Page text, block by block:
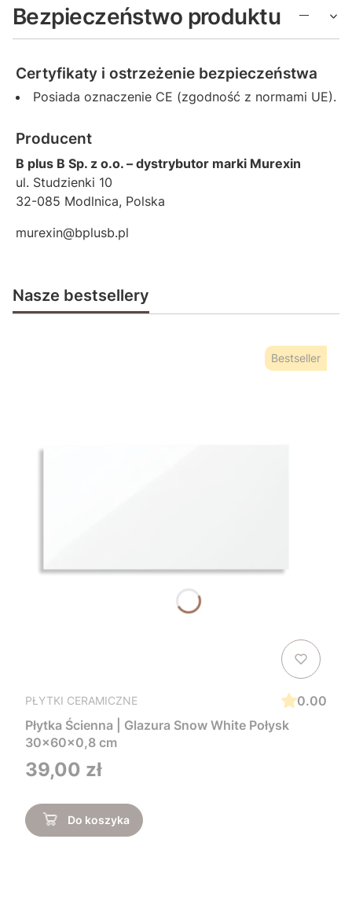
Bezpieczeństwo produktu
Certyfikaty i ostrzeżenie bezpieczeństwa
Posiada oznaczenie CE (zgodność z normami UE).
Producent
B plus B Sp. z o.o. – dystrybutor marki Murexin
ul. Studzienki 10
32-085 Modlnica, Polska
murexin@bplusb.pl
Nasze bestsellery
Bestseller
PŁYTKI CERAMICZNE
0.00
Płytka Ścienna | Glazura Snow White Połysk
30x60x0,8 cm
Cena
39,00 zł
Do koszyka